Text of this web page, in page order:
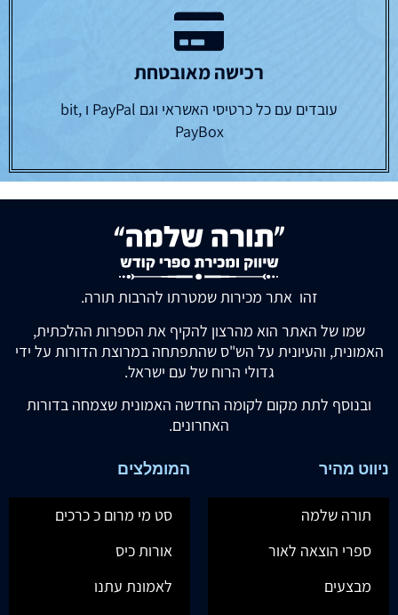
רכישה מאובטחת
עובדים עם כל כרטיסי האשראי וגם PayPal ו bit,
PayBox
זהו אתר מכירות שמטרתו להרבות תורה.
שמו של האתר הוא מהרצון להקיף את הספרות ההלכתית,
האמונית, והעיונית על הש"ס שהתפתחה במרוצת הדורות על ידי
גדולי הרוח של עם ישראל.
ובנוסף לתת מקום לקומה החדשה האמונית שצמחה בדורות
האחרונים.
ניווט מהיר
תורה שלמה
ספרי הוצאה לאור
מבצעים
המומלצים
סט מי מרום כ כרכים
אורות כיס
לאמונת עתנו